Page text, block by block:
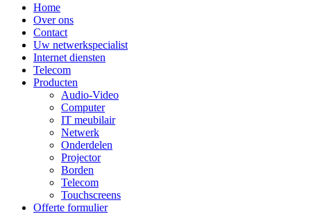
Home
Over ons
Contact
Uw netwerkspecialist
Internet diensten
Telecom
Producten
Audio-Video
Computer
IT meubilair
Netwerk
Onderdelen
Projector
Borden
Telecom
Touchscreens
Offerte formulier